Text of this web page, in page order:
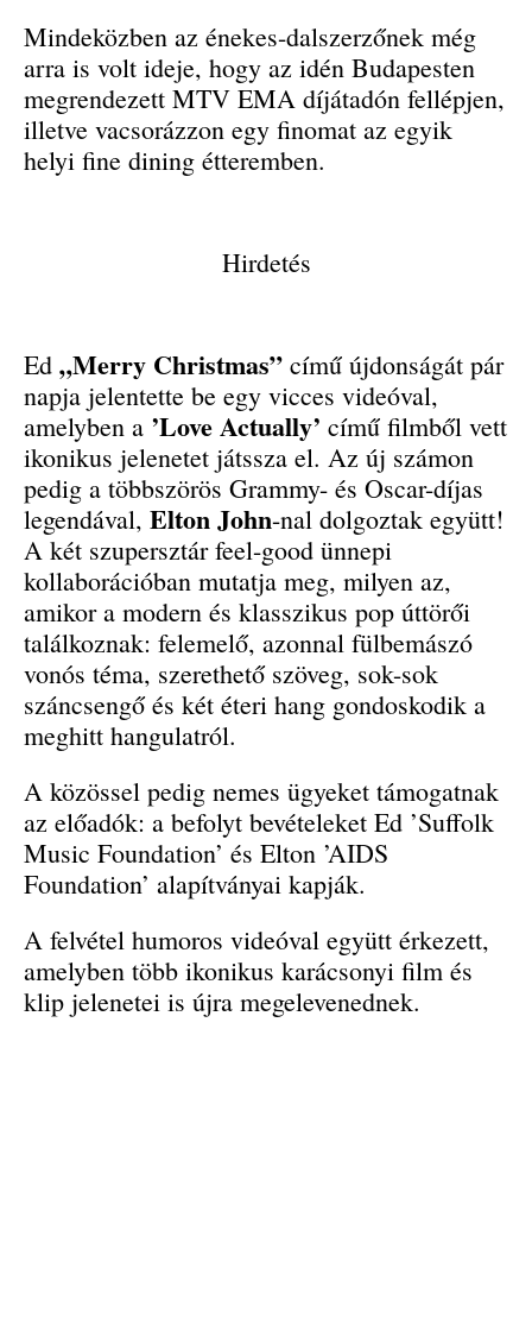
Mindeközben az énekes-dalszerzőnek még
arra is volt ideje, hogy az idén Budapesten
megrendezett MTV EMA díjátadón fellépjen,
illetve vacsorázzon egy finomat az egyik
helyi fine dining étteremben.
Hirdetés
Ed „Merry Christmas” című újdonságát pár
napja jelentette be egy vicces videóval,
amelyben a ’Love Actually’ című filmből vett
ikonikus jelenetet játssza el. Az új számon
pedig a többszörös Grammy- és Oscar-díjas
legendával, Elton John-nal dolgoztak együtt!
A két szupersztár feel-good ünnepi
kollaborációban mutatja meg, milyen az,
amikor a modern és klasszikus pop úttörői
találkoznak: felemelő, azonnal fülbemászó
vonós téma, szerethető szöveg, sok-sok
száncsengő és két éteri hang gondoskodik a
meghitt hangulatról.
A közössel pedig nemes ügyeket támogatnak
az előadók: a befolyt bevételeket Ed ’Suffolk
Music Foundation’ és Elton ’AIDS
Foundation’ alapítványai kapják.
A felvétel humoros videóval együtt érkezett,
amelyben több ikonikus karácsonyi film és
klip jelenetei is újra megelevenednek.